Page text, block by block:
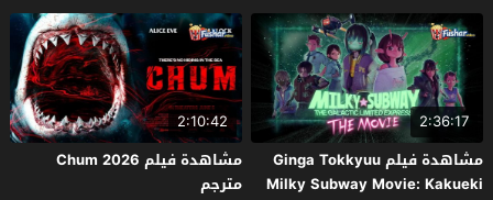
2:36:17
مشاهدة فيلم Ginga Tokkyuu
Milky Subway Movie: Kakueki
2:10:42
مشاهدة فيلم Chum 2026
مترجم